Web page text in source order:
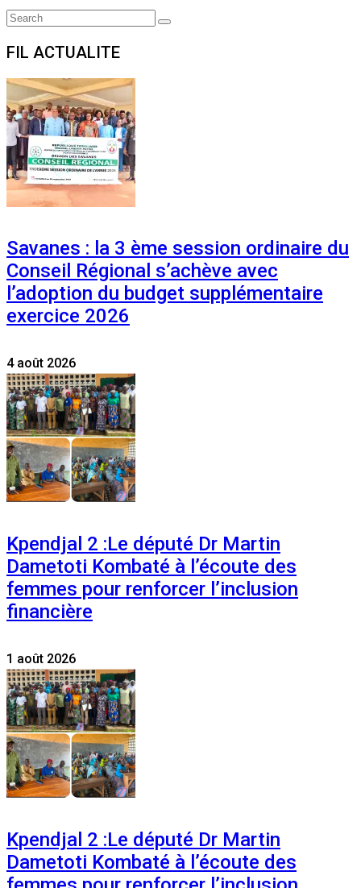
Search
Search
FIL ACTUALITE
Savanes : la 3 ème session ordinaire du
Conseil Régional s’achève avec
l’adoption du budget supplémentaire
exercice 2026
4 août 2026
Kpendjal 2 :Le député Dr Martin
Dametoti Kombaté à l’écoute des
femmes pour renforcer l’inclusion
financière
1 août 2026
Kpendjal 2 :Le député Dr Martin
Dametoti Kombaté à l’écoute des